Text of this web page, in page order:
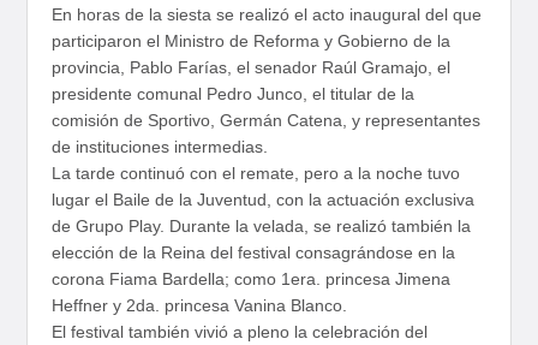
En horas de la siesta se realizó el acto inaugural del que
participaron el Ministro de Reforma y Gobierno de la
provincia, Pablo Farías, el senador Raúl Gramajo, el
presidente comunal Pedro Junco, el titular de la
comisión de Sportivo, Germán Catena, y representantes
de instituciones intermedias.
La tarde continuó con el remate, pero a la noche tuvo
lugar el Baile de la Juventud, con la actuación exclusiva
de Grupo Play. Durante la velada, se realizó también la
elección de la Reina del festival consagrándose en la
corona Fiama Bardella; como 1era. princesa Jimena
Heffner y 2da. princesa Vanina Blanco.
El festival también vivió a pleno la celebración del